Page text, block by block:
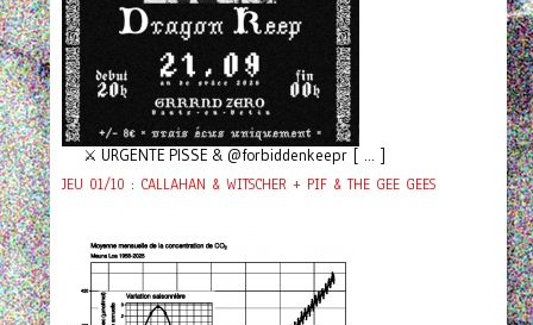
⚔️ URGENTE PISSE & @forbiddenkeepr [ ... ]
JEU 01/10 : CALLAHAN & WITSCHER + PIF & THE GEE GEES